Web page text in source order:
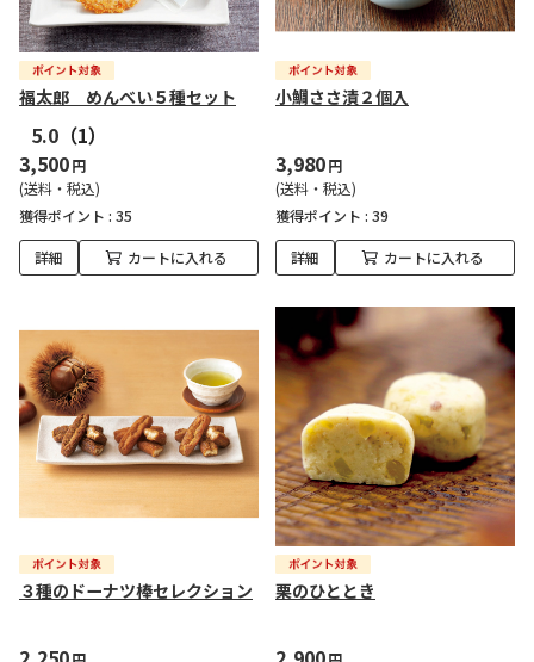
福太郎 めんべい５種セット
5.0 （1）
3,500円
(送料・税込)
獲得ポイント : 35
詳細 カートに入れる
小鯛ささ漬２個入
3,980円
(送料・税込)
獲得ポイント : 39
詳細 カートに入れる
３種のドーナツ棒セレクション 栗のひととき